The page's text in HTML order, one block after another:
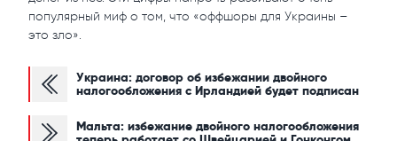
популярный миф о том, что «оффшоры для Украины –
это зло».
Украина: договор об избежании двойного
налогообложения с Ирландией будет подписан
Мальта: избежание двойного налогообложения